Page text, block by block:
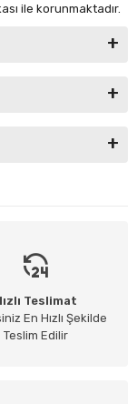
ile korunmaktadır.
Teslimat
En Hızlı Şekilde
Teslim Edilir